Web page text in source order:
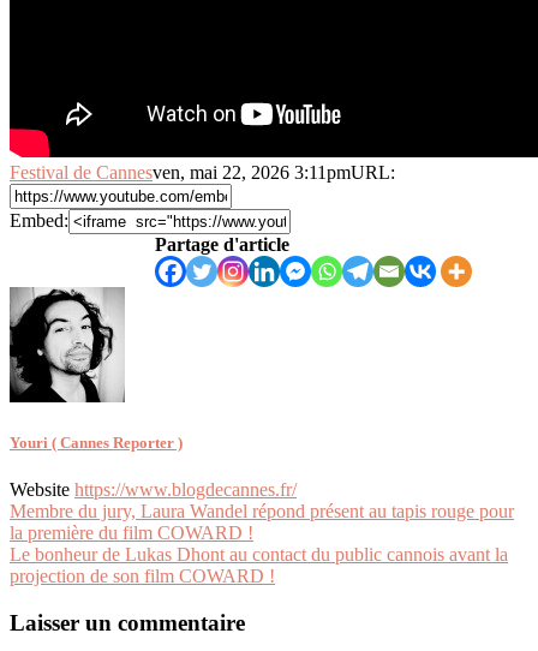
Festival de Cannesven, mai 22, 2026 3:11pmURL:
Embed:
Partage d'article
Youri ( Cannes Reporter )
Website https://www.blogdecannes.fr/
Navigation
de
l’article
Membre du jury, Laura Wandel répond présent au tapis rouge pour
la première du film COWARD !
Le bonheur de Lukas Dhont au contact du public cannois avant la
projection de son film COWARD !
Laisser un commentaire